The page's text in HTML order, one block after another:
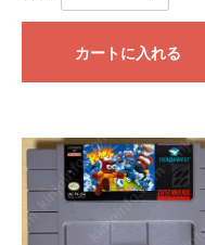
カートに入れる